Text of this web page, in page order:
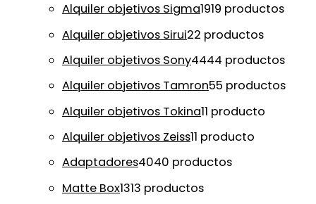
Alquiler objetivos Sigma1919 productos
Alquiler objetivos Sirui22 productos
Alquiler objetivos Sony4444 productos
Alquiler objetivos Tamron55 productos
Alquiler objetivos Tokina11 producto
Alquiler objetivos Zeiss11 producto
Adaptadores4040 productos
Matte Box1313 productos